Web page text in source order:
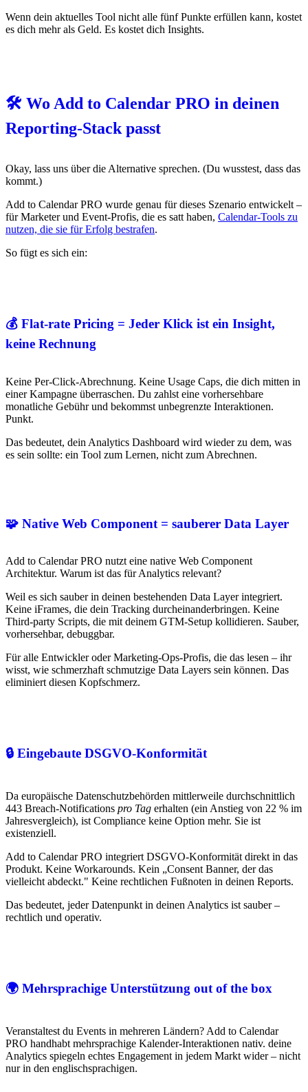
Wenn dein aktuelles Tool nicht alle fünf Punkte erfüllen kann, kostet
es dich mehr als Geld. Es kostet dich Insights.
🛠️ Wo Add to Calendar PRO in deinen
Reporting-Stack passt
Okay, lass uns über die Alternative sprechen. (Du wusstest, dass das
kommt.)
Add to Calendar PRO wurde genau für dieses Szenario entwickelt –
für Marketer und Event-Profis, die es satt haben, Calendar-Tools zu
nutzen, die sie für Erfolg bestrafen.
So fügt es sich ein:
💰 Flat-rate Pricing = Jeder Klick ist ein Insight,
keine Rechnung
Keine Per-Click-Abrechnung. Keine Usage Caps, die dich mitten in
einer Kampagne überraschen. Du zahlst eine vorhersehbare
monatliche Gebühr und bekommst unbegrenzte Interaktionen.
Punkt.
Das bedeutet, dein Analytics Dashboard wird wieder zu dem, was
es sein sollte: ein Tool zum Lernen, nicht zum Abrechnen.
🧩 Native Web Component = sauberer Data Layer
Add to Calendar PRO nutzt eine native Web Component
Architektur. Warum ist das für Analytics relevant?
Weil es sich sauber in deinen bestehenden Data Layer integriert.
Keine iFrames, die dein Tracking durcheinanderbringen. Keine
Third-party Scripts, die mit deinem GTM-Setup kollidieren. Sauber,
vorhersehbar, debuggbar.
Für alle Entwickler oder Marketing-Ops-Profis, die das lesen – ihr
wisst, wie schmerzhaft schmutzige Data Layers sein können. Das
eliminiert diesen Kopfschmerz.
🔒 Eingebaute DSGVO-Konformität
Da europäische Datenschutzbehörden mittlerweile durchschnittlich
443 Breach-Notifications pro Tag erhalten (ein Anstieg von 22 % im
Jahresvergleich), ist Compliance keine Option mehr. Sie ist
existenziell.
Add to Calendar PRO integriert DSGVO-Konformität direkt in das
Produkt. Keine Workarounds. Kein „Consent Banner, der das
vielleicht abdeckt." Keine rechtlichen Fußnoten in deinen Reports.
Das bedeutet, jeder Datenpunkt in deinen Analytics ist sauber –
rechtlich und operativ.
🌍 Mehrsprachige Unterstützung out of the box
Veranstaltest du Events in mehreren Ländern? Add to Calendar
PRO handhabt mehrsprachige Kalender-Interaktionen nativ. deine
Analytics spiegeln echtes Engagement in jedem Markt wider – nicht
nur in den englischsprachigen.